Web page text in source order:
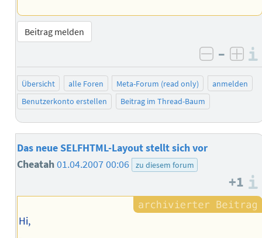
Beitrag melden
negativ
–
Übersicht alle Foren Meta-Forum (read only)
anmelden
Benutzerkonto erstellen
Beitrag im Thread-Baum
Das neue SELFHTML-Layout stellt sich vor
Cheatah01.04.2007 00:06 zu diesem forum
+1
Hi,